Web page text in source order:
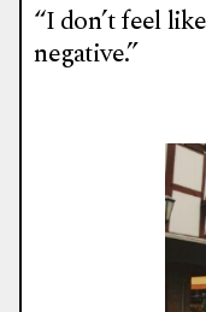
“I don’t feel
negative.”